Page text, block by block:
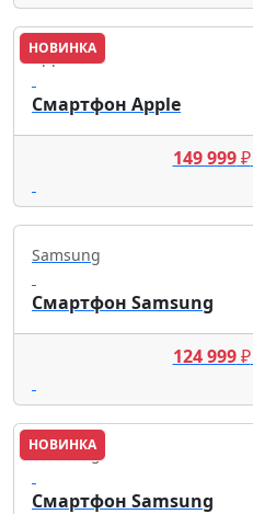
НОВИНКА
Apple
Смартфон Apple
149 999₽
Samsung
Смартфон Samsung
124 999₽
НОВИНКА
Samsung
Смартфон Samsung